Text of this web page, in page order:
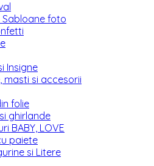
Sabloane foto
Insigne
masti si accesorii
folie
ghirlande
BABY, LOVE
paiete
si Litere